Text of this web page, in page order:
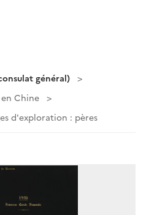
général)
Chine
d'exploration : pères